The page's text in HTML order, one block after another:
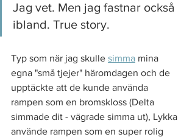
Jag vet. Men jag fastnar också
ibland. True story.
Typ som när jag skulle simma mina
egna "små tjejer" häromdagen och de
upptäckte att de kunde använda
rampen som en bromskloss (Delta
simmade dit - vägrade simma ut), Lykka
använde rampen som en super rolig